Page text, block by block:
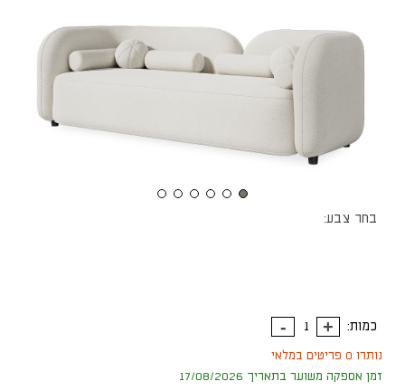
בחר צבע:
כמות:
נותרו 0 פריטים במלאי
זמן אספקה משוער בתאריך 17/08/2026